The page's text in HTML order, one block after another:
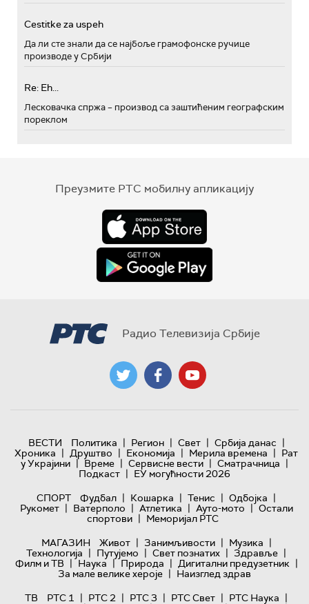
Cestitke za uspeh
Да ли сте знали да се најбоље грамофонске ручице
производе у Србији
Re: Eh...
Лесковачка спржа – производ са заштићеним географским
пореклом
Преузмите РТС мобилну апликацију
Радио Телевизија Србије
ВЕСТИ Политика | Регион | Свет | Србија данас |
Хроника | Друштво | Економија | Мерила времена | Рат
у Украјини | Време | Сервисне вести | Сматрачница |
Подкаст | ЕУ могућности 2026
СПОРТ
Фудбал | Кошарка | Тенис | Одбојка |
Рукомет | Ватерполо | Атлетика | Ауто-мото | Остали
спортови | Меморијал РТС
МАГАЗИН
Живот | Занимљивости | Музика |
Технологијa | Путујемо | Свет познатих | Здравље |
Филм и ТВ | Наука | Природа | Дигитални предузетник |
За мале велике хероје | Наизглед здрав
ТВ
РТС 1 | РТС 2 | РТС 3 | РТС Свет | РТС Наука |